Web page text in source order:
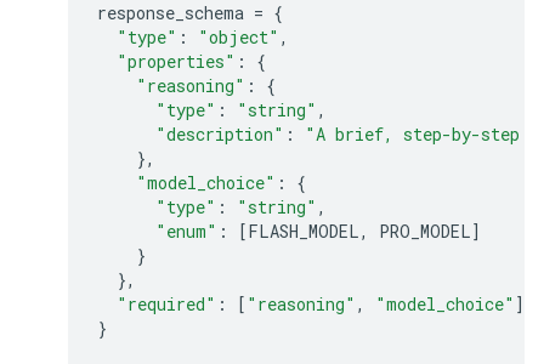
response_schema = {
"type" : "object" ,
"properties" :
{
"reasoning" :
{
"type" : "string" ,
"description" :
"A brief, step-by-step
},
"model_choice" :
{
"type" : "string" ,
"enum" : [FLASH_MODEL, PRO_MODEL]
}
},
"required" : [ "reasoning" , "model_choice" ]
}